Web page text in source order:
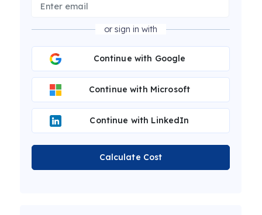
or sign in with
Continue with Google
Continue with Microsoft
Continue with LinkedIn
Calculate Cost